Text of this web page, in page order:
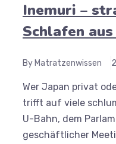
Inemuri –
Schlafen aus
By Matratzenwissen
Wer Japan privat
trifft auf viele
U-Bahn, dem
geschäftlicher